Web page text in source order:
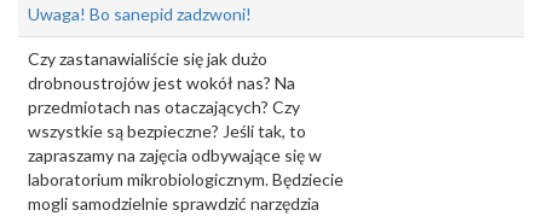
Uwaga! Bo sanepid zadzwoni!
Czy zastanawialiście się jak dużo
drobnoustrojów jest wokół nas? Na
przedmiotach nas otaczających? Czy
wszystkie są bezpieczne? Jeśli tak, to
zapraszamy na zajęcia odbywające się w
laboratorium mikrobiologicznym. Będziecie
mogli samodzielnie sprawdzić narzędzia